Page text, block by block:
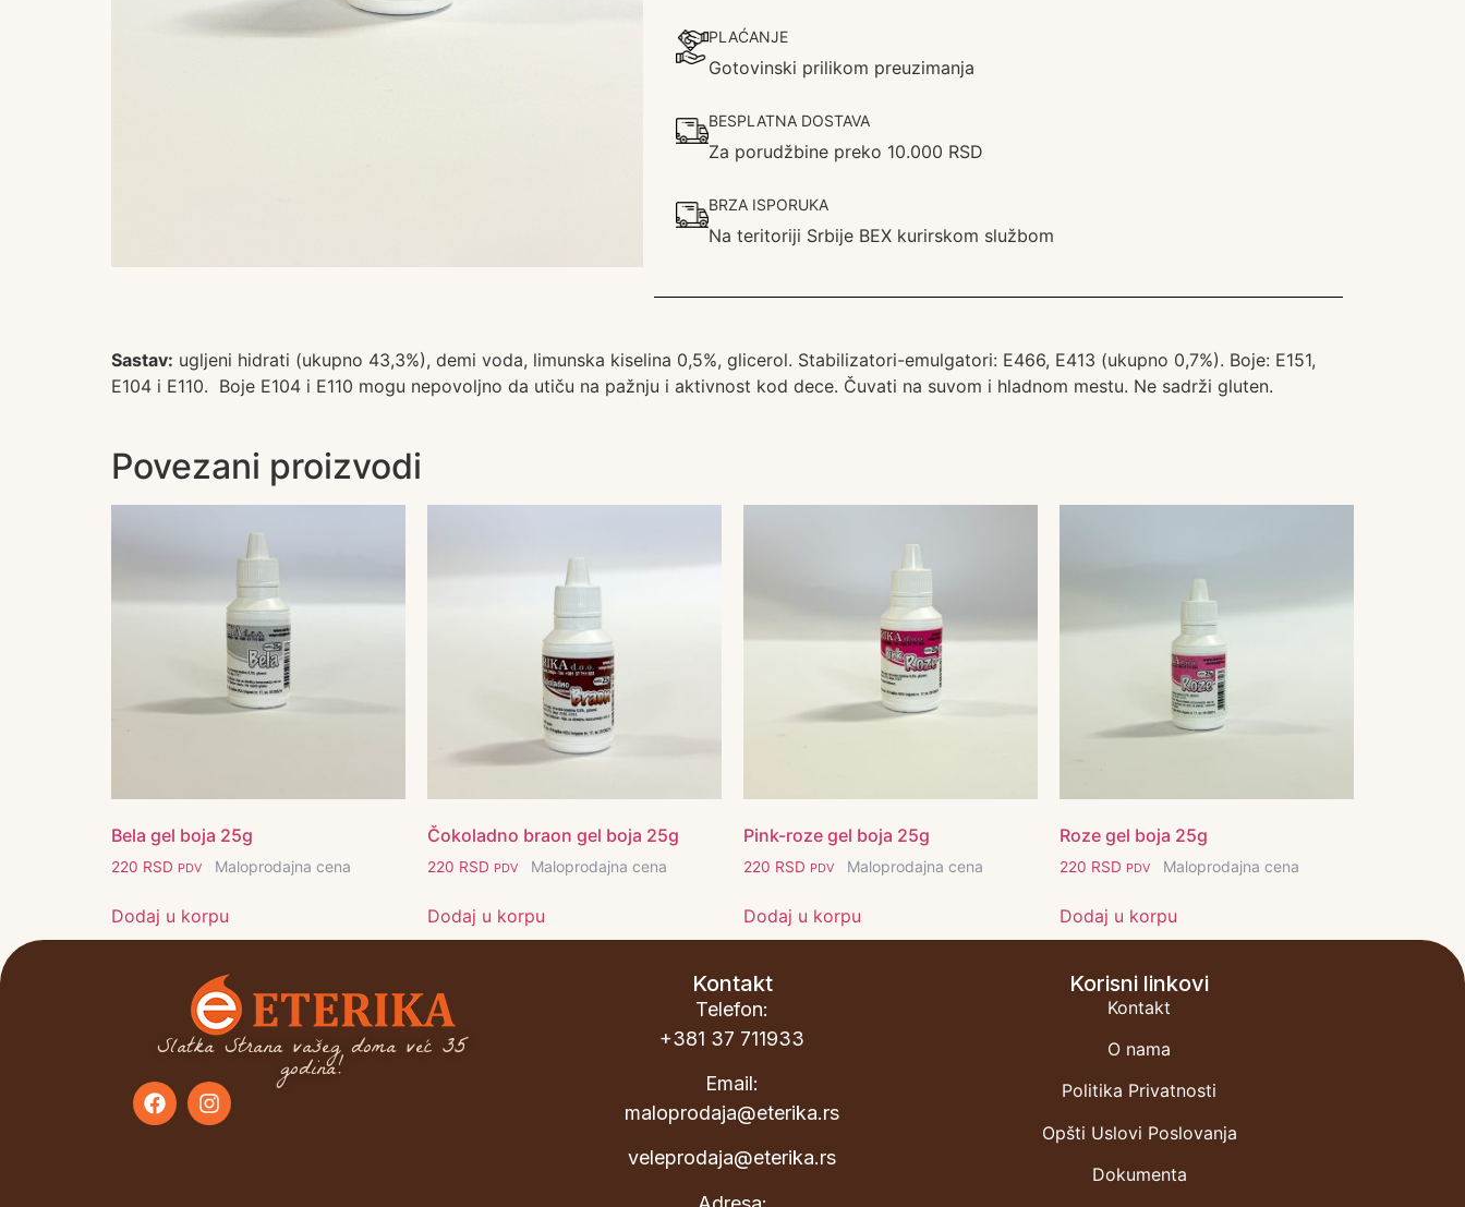
PLAĆANJE
Gotovinski prilikom preuzimanja
BESPLATNA DOSTAVA
Za porudžbine preko 10.000 RSD
BRZA ISPORUKA
Na teritoriji Srbije BEX kurirskom službom
Sastav: ugljeni hidrati (ukupno 43,3%), demi voda, limunska kiselina 0,5%, glicerol. Stabilizatori-emulgatori: E466, E413 (ukupno 0,7%). Boje: E151,
E104 i E110. Boje E104 i E110 mogu nepovoljno da utiču na pažnju i aktivnost kod dece. Čuvati na suvom i hladnom mestu. Ne sadrži gluten.
Povezani proizvodi
Bela gel boja 25g
220 RSD PDV Maloprodajna cena
Dodaj u korpu
Čokoladno braon gel boja 25g
220 RSD PDV Maloprodajna cena
Dodaj u korpu
Pink-roze gel boja 25g
220 RSD PDV Maloprodajna cena
Dodaj u korpu
Roze gel boja 25g
220 RSD PDV Maloprodajna cena
Dodaj u korpu
Slatka Strana vašeg doma već 35
godina!
Kontakt
Telefon:
+381 37 711933
Email:
maloprodaja@eterika.rs
veleprodaja@eterika.rs
Korisni linkovi
Kontakt
O nama
Politika Privatnosti
Opšti Uslovi Poslovanja
Dokumenta